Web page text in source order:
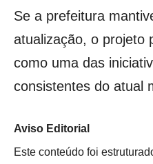
Se a prefeitura
atualização, o projeto
como uma das
consistentes do atual
Aviso Editorial
Este conteúdo foi